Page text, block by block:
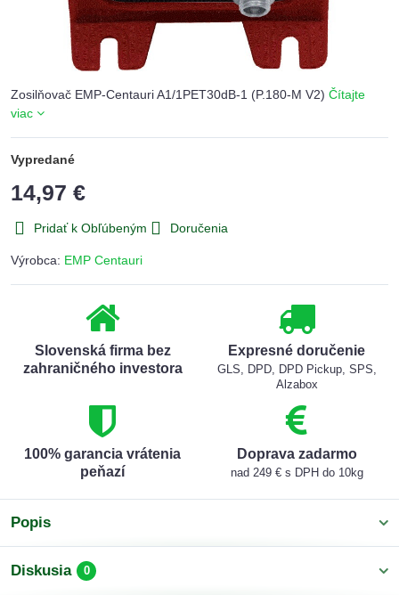
Zosilňovač EMP-Centauri A1/1PET30dB-1 (P.180-M V2) Čítajte
viac
Vypredané
14,97 €
Pridať k Obľúbeným Doručenia
Výrobca: EMP Centauri
Slovenská firma bez
zahraničného investora
Expresné doručenie
GLS, DPD, DPD Pickup, SPS,
Alzabox
100% garancia vrátenia
peňazí
Doprava zadarmo
nad 249 € s DPH do 10kg
Popis
Diskusia 0